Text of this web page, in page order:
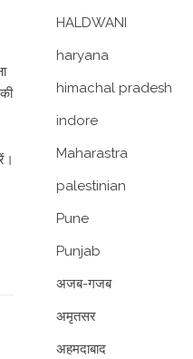
HALDWANI
haryana
himachal pradesh
indore
Maharastra
palestinian
Pune
Punjab
अजब-गजब
अमृतसर
अहमदाबाद